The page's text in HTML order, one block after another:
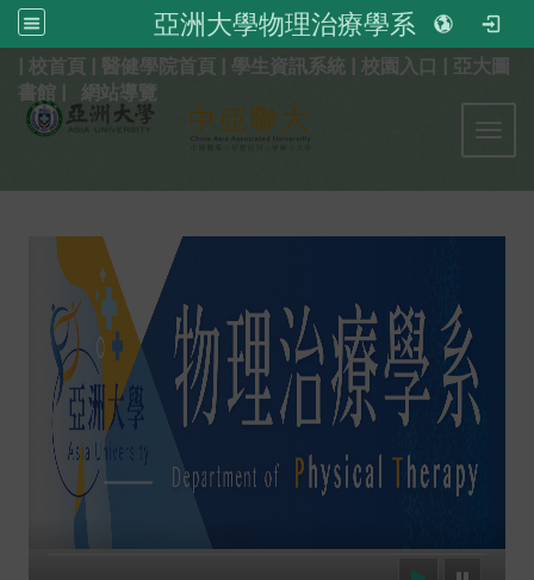
亞洲大學物理治療學系
校首頁 醫健學院首頁 學生資訊系統 校園入口
亞大圖
書館
網站導覽